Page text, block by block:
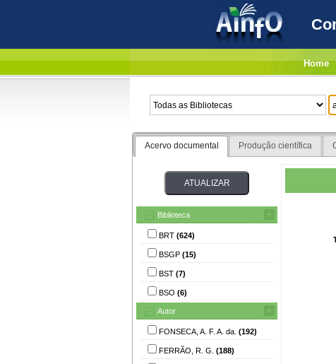
Home
Acervo documental Produção científica
Biblioteca
BRT (624)
BSGP (15)
BST (7)
BSO (6)
Autor
FONSECA, A. F. A. da. (192)
FERRÃO, R. G. (188)